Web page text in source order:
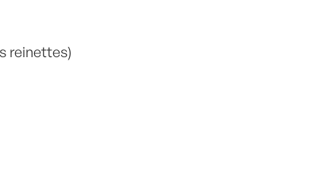
reinettes)